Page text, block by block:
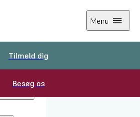
Menu
Tilmeld dig
Besøg os